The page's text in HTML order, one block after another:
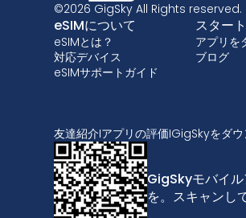
©2026 GigSky All Rights reserved.
eSIMについて
eSIMとは？
対応デバイス
eSIMサポートガイド
スタート
アプリを
ブログ
友達紹介Iアプリの評価IGigSkyをダウ
GigSkyモバイ
を。スキャンし